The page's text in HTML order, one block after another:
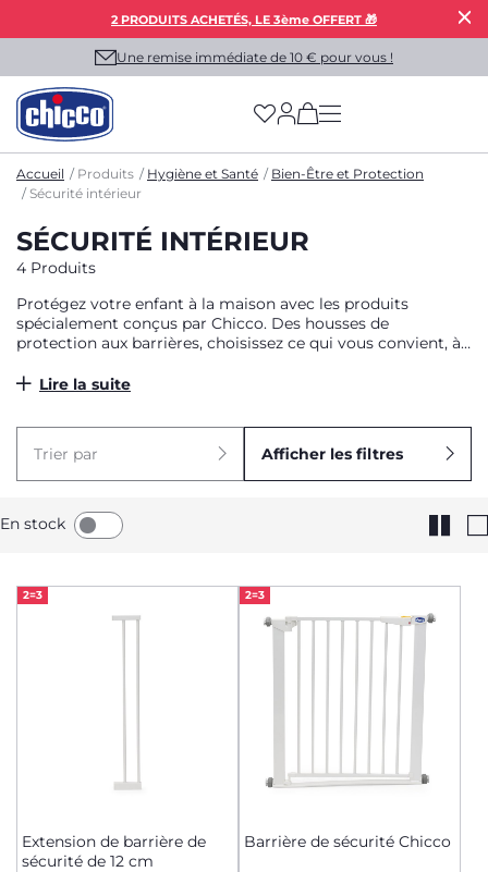
2 PRODUITS ACHETÉS, LE 3ème OFFERT 🎁
Une remise immédiate de 10 € pour vous !
(has more options
Accueil Produits Hygiène et Santé
Bien-Être et Protection
Sécurité intérieur
SÉCURITÉ INTÉRIEUR
4 Produits
Protégez votre enfant à la maison avec les produits
spécialement conçus par Chicco. Des housses de
protection aux barrières, choisissez ce qui vous convient, à
Lire la suite
Trier par Afficher les filtres
En stock
2=3
Extension de barrière de
sécurité de 12 cm
2=3
Barrière de sécurité Chicco